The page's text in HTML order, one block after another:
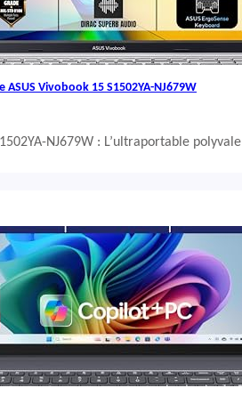
ASUS Vivobook 15 S1502YA-NJ679W
NJ679W : L’ultraportable